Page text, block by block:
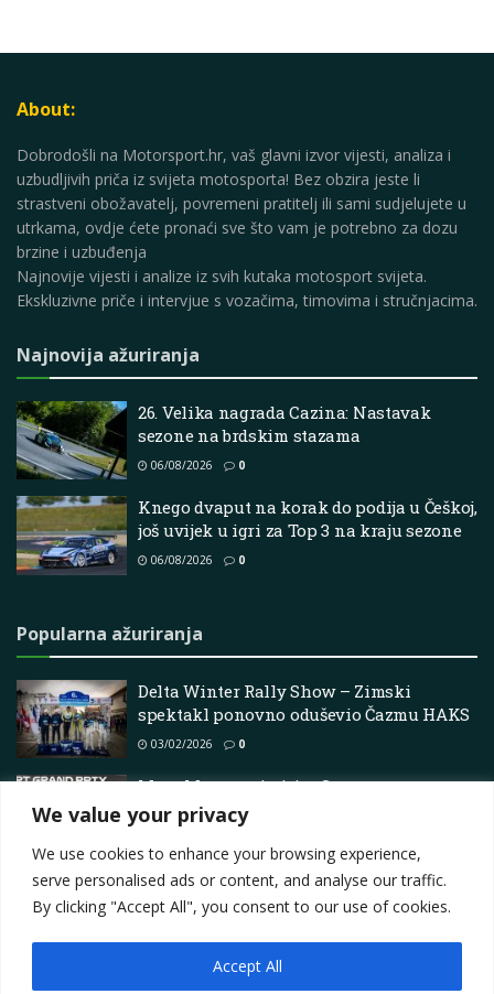
We value your privacy
We use cookies to enhance your browsing experience,
serve personalised ads or content, and analyse our traffic.
By clicking "Accept All", you consent to our use of cookies.
Accept All
About:
Dobrodošli na Motorsport.hr, vaš glavni izvor vijesti, analiza i
uzbudljivih priča iz svijeta motosporta! Bez obzira jeste li
strastveni obožavatelj, povremeni pratitelj ili sami sudjelujete u
utrkama, ovdje ćete pronaći sve što vam je potrebno za dozu
brzine i uzbuđenja
Najnovije vijesti i analize iz svih kutaka motosport svijeta.
Ekskluzivne priče i intervjue s vozačima, timovima i stručnjacima.
Najnovija ažuriranja
26. Velika nagrada Cazina: Nastavak
sezone na brdskim stazama
06/08/2026 0
Knego dvaput na korak do podija u Češkoj,
još uvijek u igri za Top 3 na kraju sezone
06/08/2026 0
Popularna ažuriranja
Delta Winter Rally Show – Zimski
spektakl ponovno oduševio Čazmu HAKS
03/02/2026 0
Marc Marquez imitira Stonera u
tvorničkom Ducatiju Red
Contact